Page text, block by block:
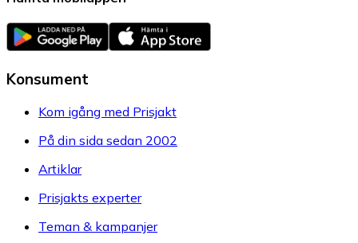
Konsument
Kom igång med Prisjakt
På din sida sedan 2002
Artiklar
Prisjakts experter
Teman & kampanjer